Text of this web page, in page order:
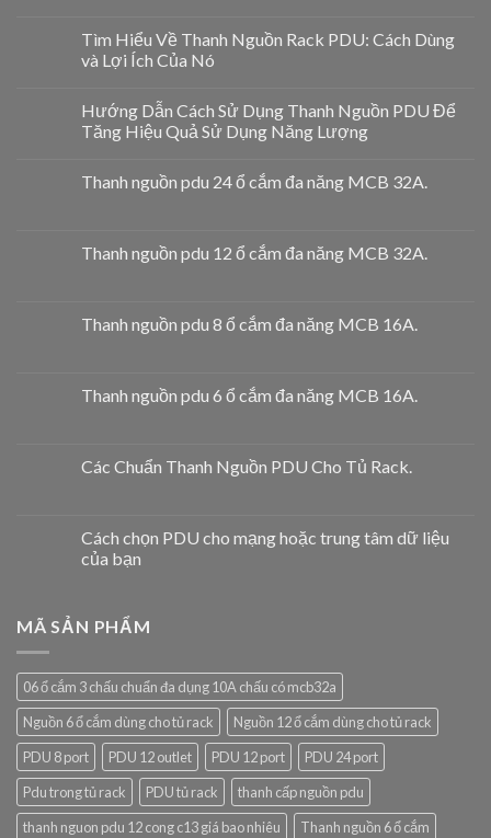
Tìm Hiểu Về Thanh Nguồn Rack PDU: Cách Dùng
và Lợi Ích Của Nó
Hướng Dẫn Cách Sử Dụng Thanh Nguồn PDU Để
Tăng Hiệu Quả Sử Dụng Năng Lượng
Thanh nguồn pdu 24 ổ cắm đa năng MCB 32A.
Thanh nguồn pdu 12 ổ cắm đa năng MCB 32A.
Thanh nguồn pdu 8 ổ cắm đa năng MCB 16A.
Thanh nguồn pdu 6 ổ cắm đa năng MCB 16A.
Các Chuẩn Thanh Nguồn PDU Cho Tủ Rack.
Cách chọn PDU cho mạng hoặc trung tâm dữ liệu
của bạn
MÃ SẢN PHẨM
06 ổ cắm 3 chấu chuẩn đa dụng 10A chấu có mcb32a
Nguồn 6 ổ cắm dùng cho tủ rack
Nguồn 12 ổ cắm dùng cho tủ rack
PDU 8 port
PDU 12 outlet PDU 12 port
PDU 24 port
Pdu trong tủ rack
PDU tủ rack
thanh cấp nguồn pdu
thanh nguon pdu 12 cong c13 giá bao nhiêu
Thanh nguồn 6 ổ cắm